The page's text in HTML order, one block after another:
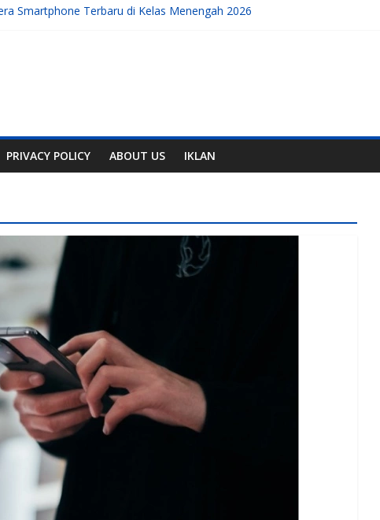
Smartphone Terbaru di Kelas Menengah 2026
dan Aplikasi Terbaru
yang Sedang Berkembang di Tahun Ini
PRIVACY POLICY ABOUT US IKLAN